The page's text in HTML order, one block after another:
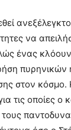
να
ένας κλόουν-
πυρηνικών
στον κόσμο.
τις οποίες ο